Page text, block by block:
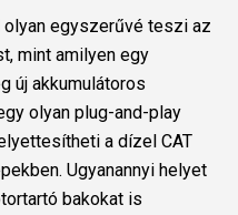
egyszerűvé teszi az
mint amilyen egy
új akkumulátoros
olyan plug-and-play
a dízel CAT
Ugyanannyi helyet
bakokat is